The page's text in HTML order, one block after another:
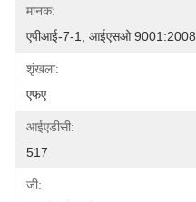
मानक:
एपीआई-7-1, आईएसओ 9001:2008
शृंखला:
एफए
आईएडीसी:
517
जी: